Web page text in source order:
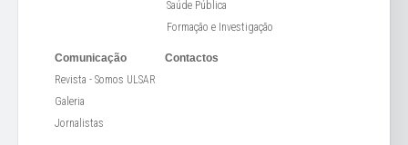
Saúde Pública
Formação e Investigação
Comunicação
Revista - Somos ULSAR
Galeria
Jornalistas
Contactos